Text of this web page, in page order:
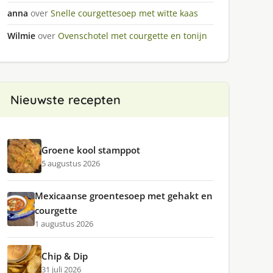
anna over Snelle courgettesoep met witte kaas
Wilmie over Ovenschotel met courgette en tonijn
Nieuwste recepten
Groene kool stamppot
5 augustus 2026
Mexicaanse groentesoep met gehakt en
courgette
1 augustus 2026
Chip & Dip
31 juli 2026